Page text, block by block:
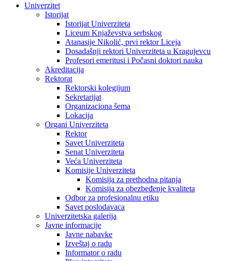
Univerzitet
Istorijat
Istorijat Univerziteta
Liceum Knjaževstva serbskog
Atanasije Nikolić, prvi rektor Liceja
Dosadašnji rektori Univerziteta u Kragujevcu
Profesori emeritusi i Počasni doktori nauka
Akreditacija
Rektorat
Rektorski kolegijum
Sekretarijat
Organizaciona šema
Lokacija
Organi Univerziteta
Rektor
Savet Univerziteta
Senat Univerziteta
Veća Univerziteta
Komisije Univerziteta
Komisija za prethodna pitanja
Komisija za obezbeđenje kvaliteta
Odbor za profesionalnu etiku
Savet poslodavaca
Univerzitetska galerija
Javne informacije
Javne nabavke
Izveštaj o radu
Informator o radu